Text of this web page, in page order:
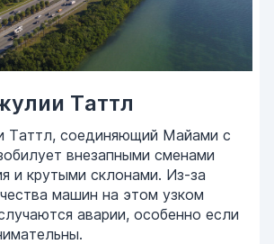
Таттл
Таттл, соединяющий Майами с
внезапными сменами
и крутыми склонами. Из-за
машин на этом узком
аварии, особенно если